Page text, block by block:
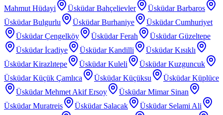
Mahmut Hüdayi Üsküdar Bahçelievler
Üsküdar Barbaros
Üsküdar Bulgurlu
Üsküdar Burhaniye
Üsküdar Cumhuriyet
Üsküdar Çengelköy
Üsküdar Ferah
Üsküdar Güzeltepe
Üsküdar İcadiye
Üsküdar Kandilli
Üsküdar Kısıklı
Üsküdar Kirazlıtepe
Üsküdar Kuleli
Üsküdar Kuzguncuk
Üsküdar Küçük Çamlıca
Üsküdar Küçüksu
Üsküdar Küplüce
Üsküdar Mehmet Akif Ersoy
Üsküdar Mimar Sinan
Üsküdar Muratreis
Üsküdar Salacak
Üsküdar Selami Ali